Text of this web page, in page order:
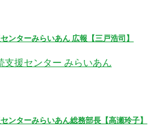
ンターみらいあん 広報【三戸浩司】
支援センター みらいあん
ンターみらいあん総務部長【高瀬玲子】